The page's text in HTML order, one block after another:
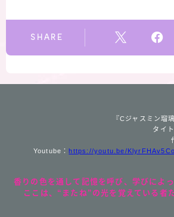
SHARE
『Cジャスミン瑠
タイ
Youtube：https://youtu.be/
香りの色を通して記憶を呼び、学びによ
ここは、“またね”の光を覚えている者